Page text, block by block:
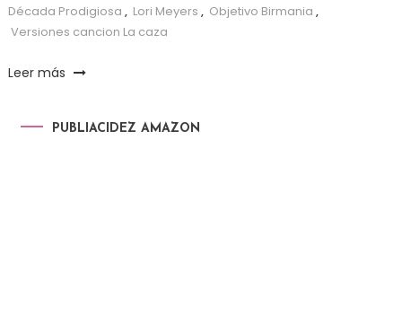
Década Prodigiosa , Lori Meyers , Objetivo Birmania ,
Versiones cancion La caza
Leer más
PUBLIACIDEZ AMAZON